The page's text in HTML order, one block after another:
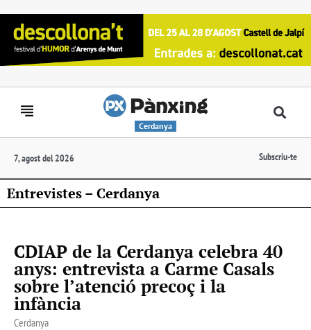
Cerdanya
7, agost del 2026 Subscriu-te
Entrevistes – Cerdanya
CDIAP de la Cerdanya celebra 40
anys: entrevista a Carme Casals
sobre l’atenció precoç i la
infància
Cerdanya